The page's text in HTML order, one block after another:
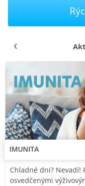
IMUNITA
Chladné dni?
osvedčenými